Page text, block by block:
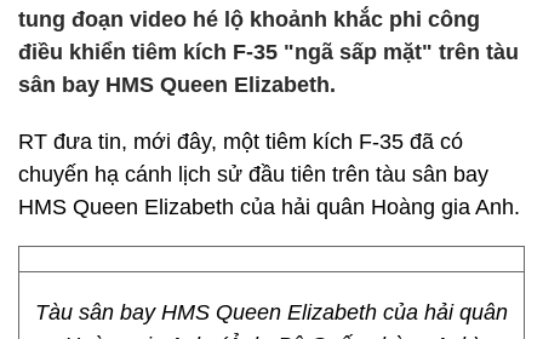
tung đoạn video hé lộ khoảnh khắc phi công
điều khiển tiêm kích F-35 "ngã sấp mặt" trên tàu
sân bay HMS Queen Elizabeth.
RT đưa tin, mới đây, một tiêm kích F-35 đã có
chuyến hạ cánh lịch sử đầu tiên trên tàu sân bay
HMS Queen Elizabeth của hải quân Hoàng gia Anh.
Tàu sân bay HMS Queen Elizabeth của hải quân